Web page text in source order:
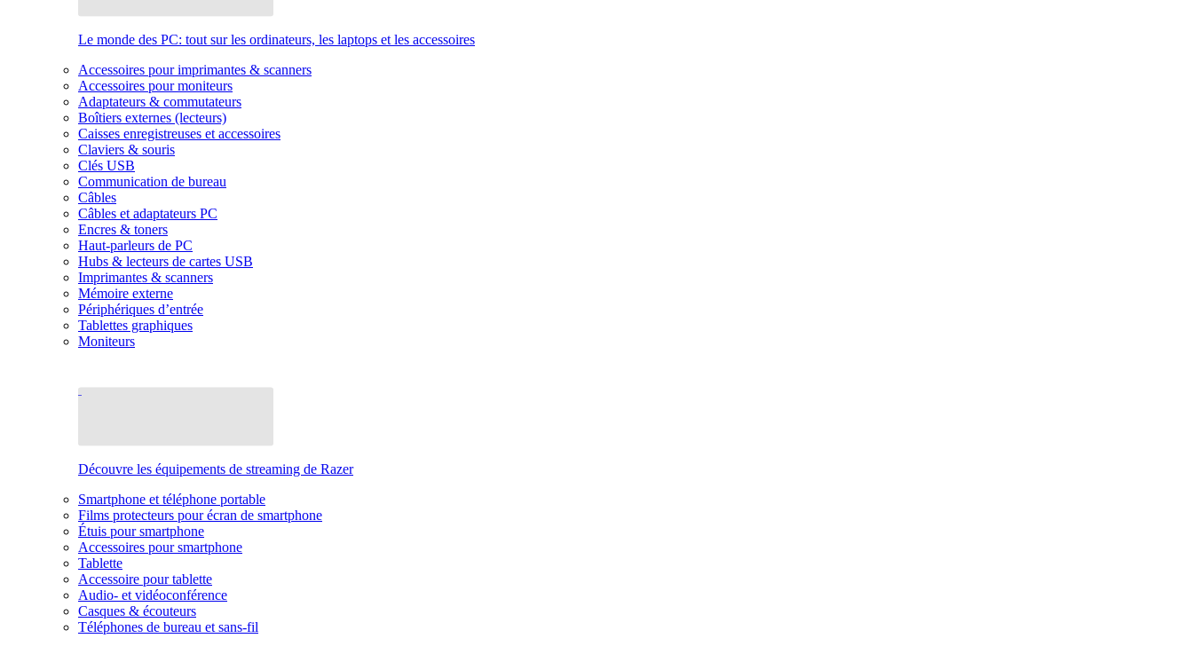
Le monde des PC: tout sur les ordinateurs, les laptops et les accessoires
Accessoires pour imprimantes & scanners
Accessoires pour moniteurs
Adaptateurs & commutateurs
Boîtiers externes (lecteurs)
Caisses enregistreuses et accessoires
Claviers & souris
Clés USB
Communication de bureau
Câbles
Câbles et adaptateurs PC
Encres & toners
Haut-parleurs de PC
Hubs & lecteurs de cartes USB
Imprimantes & scanners
Mémoire externe
Périphériques d’entrée
Tablettes graphiques
Moniteurs
Découvre les équipements de streaming de Razer
Smartphone et téléphone portable
Films protecteurs pour écran de smartphone
Étuis pour smartphone
Accessoires pour smartphone
Tablette
Accessoire pour tablette
Audio- et vidéoconférence
Casques & écouteurs
Téléphones de bureau et sans-fil